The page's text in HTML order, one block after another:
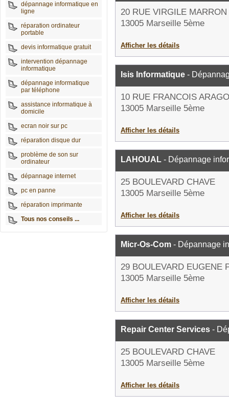
dépannage informatique en
ligne
réparation ordinateur
portable
devis informatique gratuit
intervention dépannage
informatique
dépannage informatique
par téléphone
assistance informatique à
domicile
ecran noir sur pc
réparation disque dur
problème de son sur
ordinateur
dépannage internet
pc en panne
réparation imprimante
Tous nos conseils ...
20 RUE VIRGILE MARRON
13005 Marseille 5ème
Afficher les détails
Isis Informatique -
10 RUE FRANCOIS ARAGO
13005 Marseille 5ème
Afficher les détails
LAHOUAL - Dépannage
25 BOULEVARD CHAVE
13005 Marseille 5ème
Afficher les détails
Micr-Os-Com - Dépannage
29 BOULEVARD EUGENE
13005 Marseille 5ème
Afficher les détails
Repair Center Services -
25 BOULEVARD CHAVE
13005 Marseille 5ème
Afficher les détails